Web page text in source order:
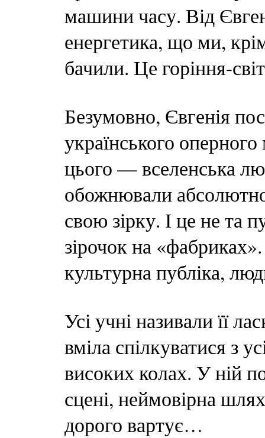
машини часу. Від
енергетика, що ми,
бачили. Це горіння-
Безумовно, Євгенія
українського
цього — вселенська
обожнювали
свою зірку. І це не та
зірочок на
культурна публіка,
Усі учні називали її
вміла спілкуватися з
високих колах. У ній
сцені, неймовірна
дорого вартує…